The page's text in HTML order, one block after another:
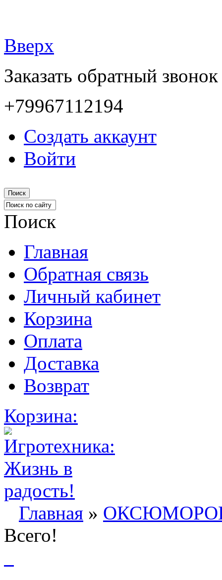
Вверх
Заказать обратный звонок
+79967112194
Создать аккаунт
Войти
Поиск
Поиск
Главная
Обратная связь
Личный кабинет
Корзина
Оплата
Доставка
Возврат
Корзина:
Главная »
Всего!